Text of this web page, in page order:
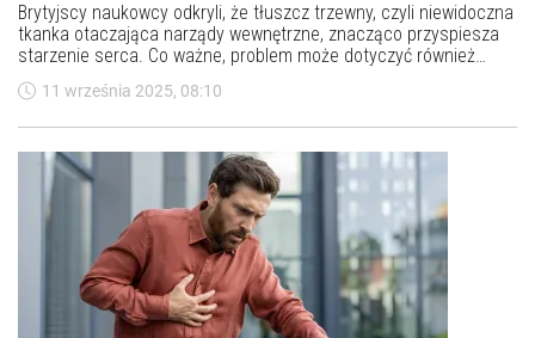
Brytyjscy naukowcy odkryli, że tłuszcz trzewny, czyli niewidoczna
tkanka otaczająca narządy wewnętrzne, znacząco przyspiesza
starzenie serca. Co ważne, problem może dotyczyć również
osób o prawidłowej masie ciała.
11 września 2025, 08:10